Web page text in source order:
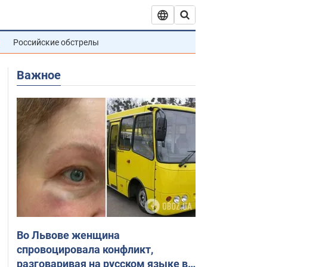
Российские обстрелы
Важное
Во Львове женщина
спровоцировала конфликт,
разговаривая на русском языке в